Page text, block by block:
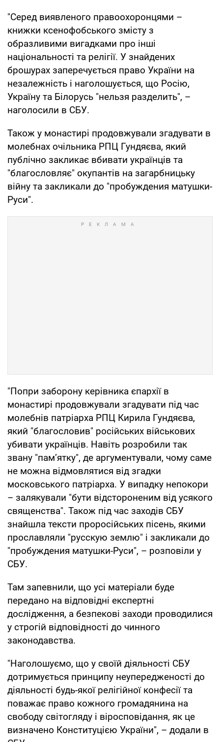
"Серед виявленого правоохоронцями –
книжки ксенофобського змісту з
образливими вигадками про інші
національності та релігії. У знайдених
брошурах заперечується право України на
незалежність і наголошується, що Росію,
Україну та Білорусь "нельзя разделить", –
наголосили в СБУ.
Також у монастирі продовжували згадувати в
молебнах очільника РПЦ Гундяєва, який
публічно закликає вбивати українців та
"благословляє" окупантів на загарбницьку
війну та закликали до "пробуждения матушки-
Руси".
"Попри заборону керівника єпархії в
монастирі продовжували згадувати під час
молебнів патріарха РПЦ Кирила Гундяєва,
який "благословив" російських військових
убивати українців. Навіть розробили так
звану "пам’ятку", де аргументували, чому саме
не можна відмовлятися від згадки
московського патріарха. У випадку непокори
– залякували "бути відстороненим від усякого
священства". Також під час заходів СБУ
знайшла тексти проросійських пісень, якими
прославляли "русскую землю" і закликали до
"пробуждения матушки-Руси", – розповіли у
СБУ.
Там запевнили, що усі матеріали буде
передано на відповідні експертні
дослідження, а безпекові заходи проводилися
у строгій відповідності до чинного
законодавства.
"Наголошуємо, що у своїй діяльності СБУ
дотримується принципу неупередженості до
діяльності будь-якої релігійної конфесії та
поважає право кожного громадянина на
свободу світогляду і віросповідання, як це
визначено Конституцією України", – додали в